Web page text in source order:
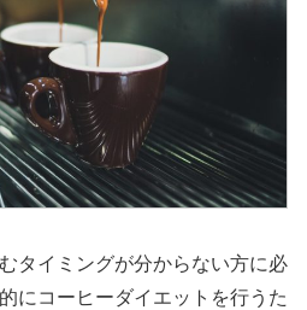
タイミングが分からない方に必
にコーヒーダイエットを行うた